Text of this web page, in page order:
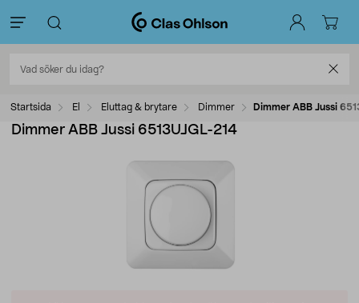
Startsida El Eluttag & brytare Dimmer Dimmer ABB Jussi
Dimmer ABB Jussi 6513UJGL-214